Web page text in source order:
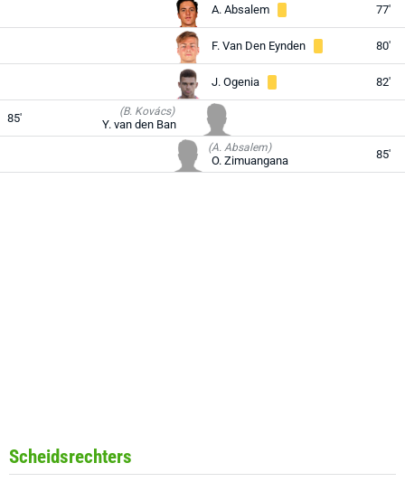
A. Absalem 77'
F. Van Den Eynden 80'
J. Ogenia 82'
85' (B. Kovács)
Y. van den Ban
(A. Absalem)
O. Zimuangana 85'
Scheidsrechters